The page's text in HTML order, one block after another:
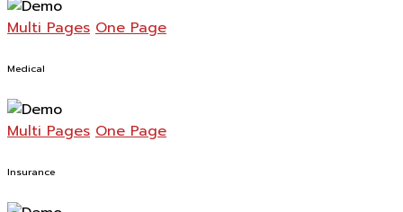
Multi Pages One Page
Medical
Multi Pages One Page
Insurance